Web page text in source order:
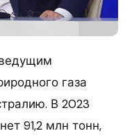
газа
В 2023
91,2 млн тонн,